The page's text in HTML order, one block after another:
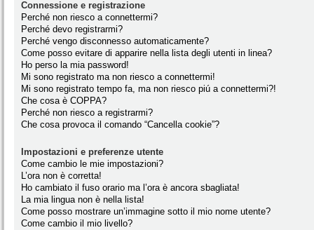
Connessione e registrazione
Perché non riesco a connettermi?
Perché devo registrarmi?
Perché vengo disconnesso automaticamente?
Come posso evitare di apparire nella lista degli utenti in linea?
Ho perso la mia password!
Mi sono registrato ma non riesco a connettermi!
Mi sono registrato tempo fa, ma non riesco piú a connettermi?!
Che cosa è COPPA?
Perché non riesco a registrarmi?
Che cosa provoca il comando “Cancella cookie”?
Impostazioni e preferenze utente
Come cambio le mie impostazioni?
L’ora non è corretta!
Ho cambiato il fuso orario ma l’ora è ancora sbagliata!
La mia lingua non è nella lista!
Come posso mostrare un’immagine sotto il mio nome utente?
Come cambio il mio livello?